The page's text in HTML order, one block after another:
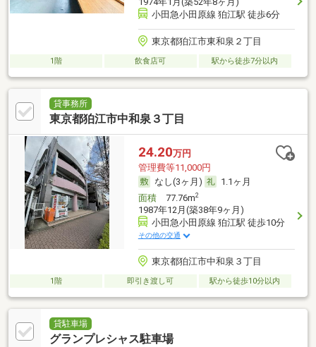
小田急小田原線 狛江駅 徒歩6分
東京都狛江市東和泉２丁目
1階 飲食店可 駅から徒歩7分以内
貸事務所
東京都狛江市中和泉３丁目
24.20万円
管理費等11,000円
なし(3ヶ月)
1.1ヶ月
面積77.76m2
1987年12月(築38年9ヶ月)
小田急小田原線 狛江駅 徒歩10分
その他の交通
東京都狛江市中和泉３丁目
1階 即引き渡し可 駅から徒歩10分以内
貸駐車場
グランプレシャス駐車場